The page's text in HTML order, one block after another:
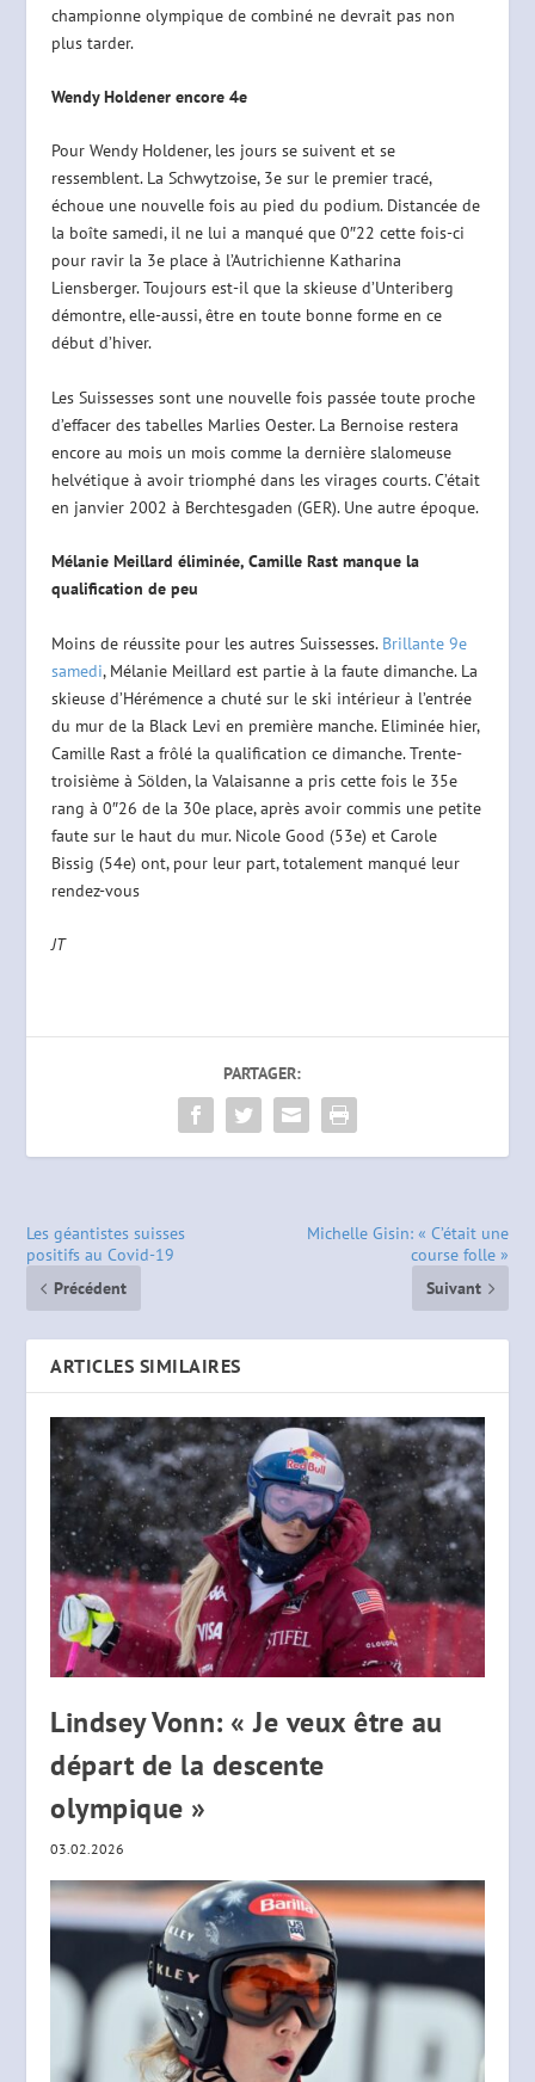
championne olympique de combiné ne devrait pas non
plus tarder.
Wendy Holdener encore 4e
Pour Wendy Holdener, les jours se suivent et se
ressemblent. La Schwytzoise, 3e sur le premier tracé,
échoue une nouvelle fois au pied du podium. Distancée de
la boîte samedi, il ne lui a manqué que 0″22 cette fois-ci
pour ravir la 3e place à l’Autrichienne Katharina
Liensberger. Toujours est-il que la skieuse d’Unteriberg
démontre, elle-aussi, être en toute bonne forme en ce
début d’hiver.
Les Suissesses sont une nouvelle fois passée toute proche
d’effacer des tabelles Marlies Oester. La Bernoise restera
encore au mois un mois comme la dernière slalomeuse
helvétique à avoir triomphé dans les virages courts. C’était
en janvier 2002 à Berchtesgaden (GER). Une autre époque.
Mélanie Meillard éliminée, Camille Rast manque la
qualification de peu
Moins de réussite pour les autres Suissesses. Brillante 9e
samedi, Mélanie Meillard est partie à la faute dimanche. La
skieuse d’Hérémence a chuté sur le ski intérieur à l’entrée
du mur de la Black Levi en première manche. Eliminée hier,
Camille Rast a frôlé la qualification ce dimanche. Trente-
troisième à Sölden, la Valaisanne a pris cette fois le 35e
rang à 0″26 de la 30e place, après avoir commis une petite
faute sur le haut du mur. Nicole Good (53e) et Carole
Bissig (54e) ont, pour leur part, totalement manqué leur
rendez-vous
JT
PARTAGER:
Les géantistes suisses
positifs au Covid-19
Précédent
Michelle Gisin: « C’était une
course folle »
Suivant
ARTICLES SIMILAIRES
Lindsey Vonn: « Je veux être au
départ de la descente
olympique »
03.02.2026